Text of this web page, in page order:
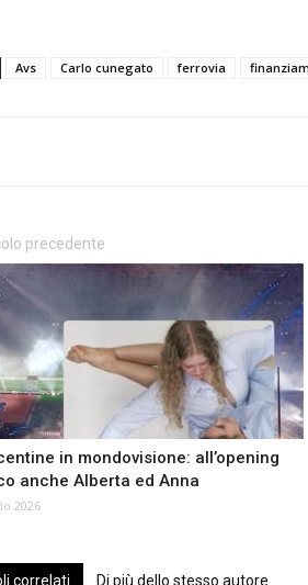
Avs Carlo cunegato ferrovia
precedente
in mondovisione: all’opening
anche Alberta ed Anna
2026
correlati Di più dello stesso autore